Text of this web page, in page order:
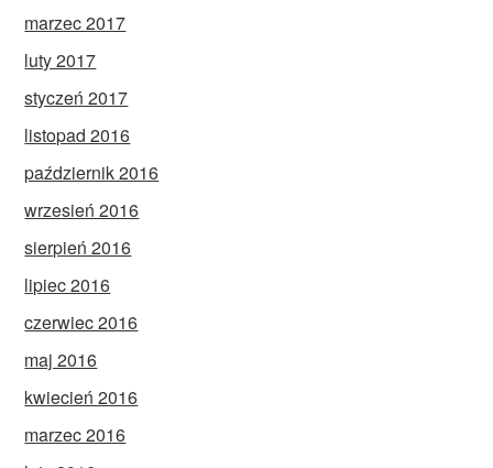
marzec 2017
luty 2017
styczeń 2017
listopad 2016
październik 2016
wrzesień 2016
sierpień 2016
lipiec 2016
czerwiec 2016
maj 2016
kwiecień 2016
marzec 2016